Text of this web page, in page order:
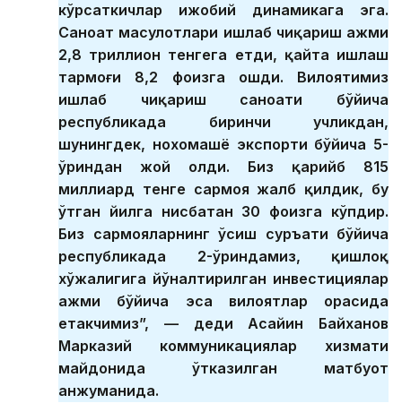
кўрсаткичлар ижобий динамикага эга.
Саноат маҳсулотлари ишлаб чиқариш ҳажми
2,8 триллион тенгега етди, қайта ишлаш
тармоғи 8,2 фоизга ошди. Вилоятимиз
ишлаб чиқариш саноати бўйича
республикада биринчи учликдан,
шунингдек, нохомашё экспорти бўйича 5-
ўриндан жой олди. Биз қарийб 815
миллиард тенге сармоя жалб қилдик, бу
ўтган йилга нисбатан 30 фоизга кўпдир.
Биз сармояларнинг ўсиш суръати бўйича
республикада 2-ўриндамиз, қишлоқ
хўжалигига йўналтирилган инвестициялар
ҳажми бўйича эса вилоятлар орасида
етакчимиз”, — деди Асайин Байханов
Марказий коммуникациялар хизмати
майдонида ўтказилган матбуот
анжуманида.